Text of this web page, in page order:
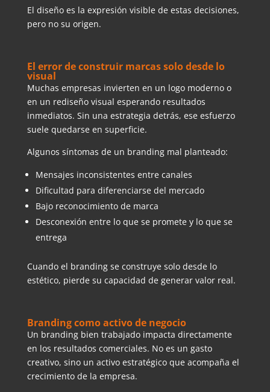
El diseño es la expresión visible de estas decisiones,
pero no su origen.
El error de construir marcas solo desde lo
visual
Muchas empresas invierten en un logo moderno o
en un rediseño visual esperando resultados
inmediatos. Sin una estrategia detrás, ese esfuerzo
suele quedarse en superficie.
Algunos síntomas de un branding mal planteado:
Mensajes inconsistentes entre canales
Dificultad para diferenciarse del mercado
Bajo reconocimiento de marca
Desconexión entre lo que se promete y lo que se
entrega
Cuando el branding se construye solo desde lo
estético, pierde su capacidad de generar valor real.
Branding como activo de negocio
Un branding bien trabajado impacta directamente
en los resultados comerciales. No es un gasto
creativo, sino un activo estratégico que acompaña el
crecimiento de la empresa.